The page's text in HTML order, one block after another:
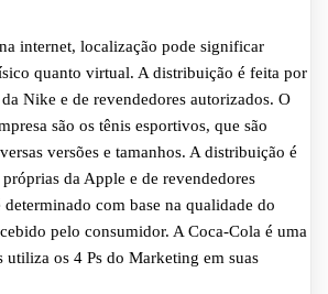
internet, localização pode significar
quanto virtual. A distribuição é feita por
Nike e de revendedores autorizados. O
são os tênis esportivos, que são
versões e tamanhos. A distribuição é
da Apple e de revendedores
com base na qualidade do
pelo consumidor. A Coca-Cola é uma
utiliza os 4 Ps do Marketing em suas